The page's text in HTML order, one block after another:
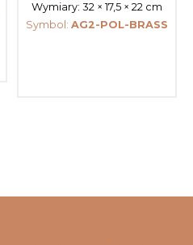
Wymiary: 32 × 17,5 × 22 cm
Symbol: AG2-POL-BRASS